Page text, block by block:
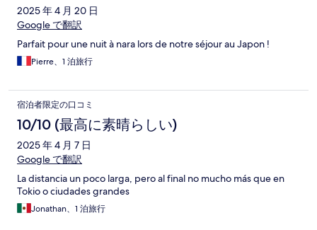
2025 年 4 月 20 日
Google で翻訳
Parfait pour une nuit à nara lors de notre séjour au Japon !
Pierre、1 泊旅行
宿泊者限定の口コミ
10/10 (最高に素晴らしい)
2025 年 4 月 7 日
Google で翻訳
La distancia un poco larga, pero al final no mucho más que en
Tokio o ciudades grandes
Jonathan、1 泊旅行